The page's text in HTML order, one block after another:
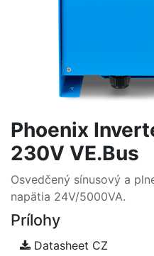
Phoenix
230V VE.Bus
Osvedčený sínusový a
napätia 24V/5000VA.
Prílohy
Datasheet CZ